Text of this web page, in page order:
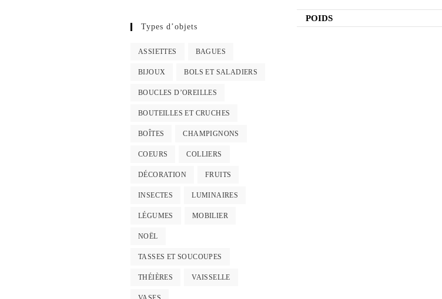
POIDS
Types d’objets
ASSIETTES BAGUES
BIJOUX BOLS ET SALADIERS
BOUCLES D’OREILLES
BOUTEILLES ET CRUCHES
BOÎTES CHAMPIGNONS
COEURS COLLIERS
DÉCORATION FRUITS
INSECTES LUMINAIRES
LÉGUMES MOBILIER
NOËL
TASSES ET SOUCOUPES
THÉIÈRES VAISSELLE